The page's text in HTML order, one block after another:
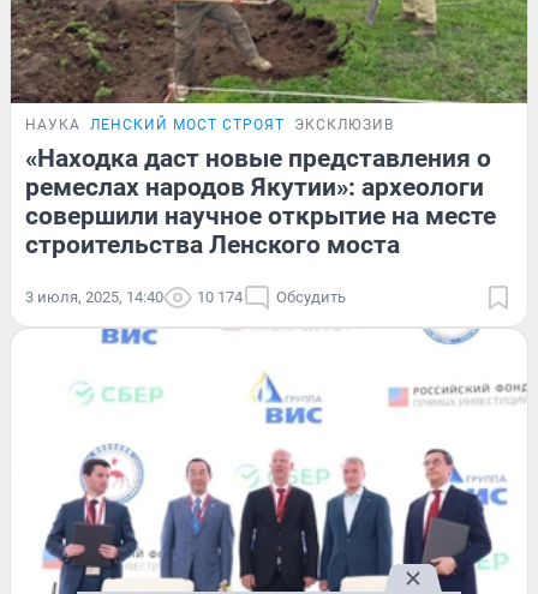
НАУКА ЛЕНСКИЙ МОСТ СТРОЯТ ЭКСКЛЮЗИВ
«Находка даст новые представления о
ремеслах народов Якутии»: археологи
совершили научное открытие на месте
строительства Ленского моста
3 июля, 2025, 14:40 10 174 Обсудить